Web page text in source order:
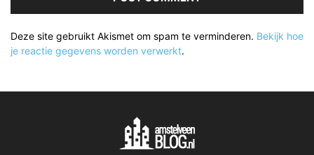
Deze site gebruikt Akismet om spam te verminderen. Bekijk hoe
je reactie gegevens worden verwerkt.